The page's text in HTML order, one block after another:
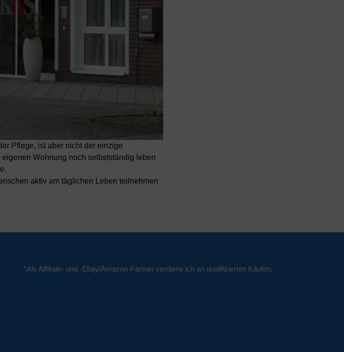
Pflege, ist aber nicht der einzige
Wohnung noch selbstständig leben
aktiv am täglichen Leben teilnehmen
*Als Affiliate- und -Ebay/Amazon-Partner verdiene ich an qualifizierten Käufen.